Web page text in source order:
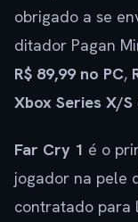
obrigado a se
ditador Pagan
R$ 89,99 no PC,
Xbox Series X/S
Far Cry 1 é o
jogador na pele
contratado para